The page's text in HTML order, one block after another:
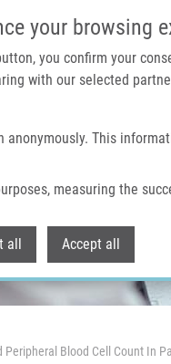
your browsing
you confirm your
with our selected
This
measuring the
all Accept all
Blood Cell Count In